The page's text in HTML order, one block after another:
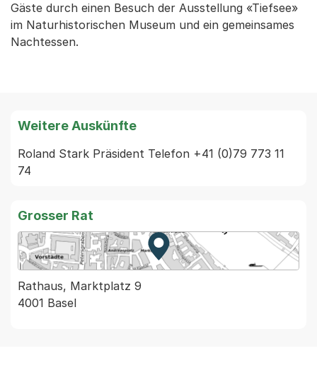
Gäste durch einen Besuch der Ausstellung «Tiefsee»
im Naturhistorischen Museum und ein gemeinsames
Nachtessen.
Weitere Auskünfte
Roland Stark Präsident Telefon +41 (0)79 773 11
74
Grosser Rat
Zur Karte von MapBS.
Externer Link, wird in einem
Rathaus, Marktplatz 9
4001 Basel